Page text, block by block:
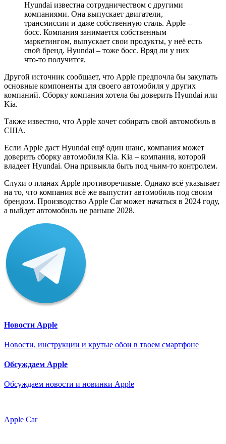
Hyundai известна сотрудничеством с другими
компаниями. Она выпускает двигатели,
трансмиссии и даже собственную сталь. Apple –
босс. Компания занимается собственным
маркетингом, выпускает свои продукты, у неё есть
свой бренд. Hyundai – тоже босс. Вряд ли у них
что-то получится.
Другой источник сообщает, что Apple предпочла бы закупать
основные компоненты для своего автомобиля у других
компаний. Сборку компания хотела бы доверить Hyundai или
Kia.
Также известно, что Apple хочет собирать свой автомобиль в
США.
Если Apple даст Hyundai ещё один шанс, компания может
доверить сборку автомобиля Kia. Kia – компания, которой
владеет Hyundai. Она привыкла быть под чьим-то контролем.
Слухи о планах Apple противоречивые. Однако всё указывает
на то, что компания всё же выпустит автомобиль под своим
брендом. Производство Apple Car может начаться в 2024 году,
а выйдет автомобиль не раньше 2028.
Новости Apple
Новости, инструкции и крутые обои в твоем смартфоне
Обсуждаем Apple
Обсуждаем новости и новинки Apple
Apple Car